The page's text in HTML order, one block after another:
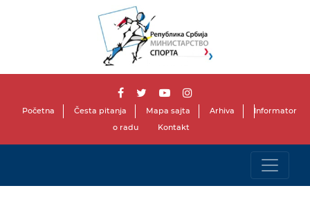
Početna Česta pitanja Mapa sajta Arhiva
Informator
o radu
Kontakt